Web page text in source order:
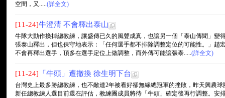
空間，又.....(詳全文)
[11-24]牛澄清 不會釋出泰山
牛隊大動作換掉總教練，讓盛傳已久的風聲成真，也讓另一個「泰山傳聞」變
張泰山釋出，但也保守地表示：「任何選手都不排除調整定位的可能性。」趙
不會再釋出選手，頂多在選手定位上做調整，而外傳可能讓張泰.....(詳全文)
[11-24] 「牛頭」遭撤換 徐生明下台
台灣史上最多勝總教練，也不敵連2年被看好卻無緣總冠軍的挫敗，昨天興農
新任總教練人選目前還在評估，教練團成員將待「牛頭」確定後再行調整。安